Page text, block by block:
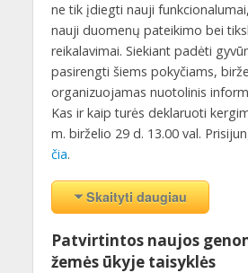
ne tik įdiegti nauji
nauji duomenų pateikimo bei
reikalavimai. Siekiant padėti
pasirengti šiems pokyčiams,
organizuojamas nuotolinis
Kas ir kaip turės deklaruoti
m. birželio 29 d. 13.00 val.
čia.
Skaityti daugiau
Patvirtintos naujos
žemės ūkyje taisyklės